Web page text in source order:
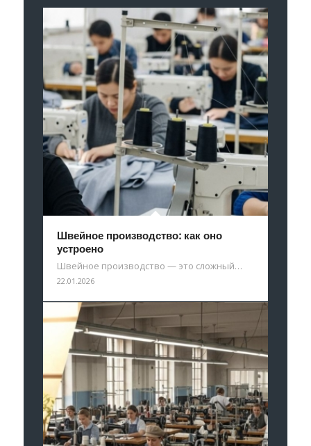
Швейное производство: как оно
устроено
Швейное производство — это сложный…
22.01.2026